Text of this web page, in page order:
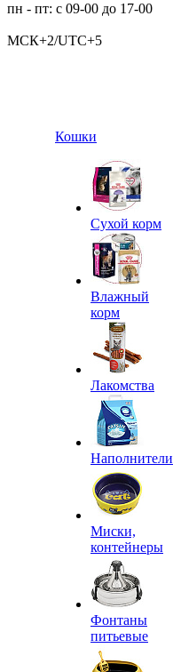
пн - пт: с 09-00 до 17-00
МСК+2/UTC+5
Кошки
Сухой корм
Влажный
корм
Лакомства
Наполнители
Миски,
контейнеры
Фонтаны
питьевые